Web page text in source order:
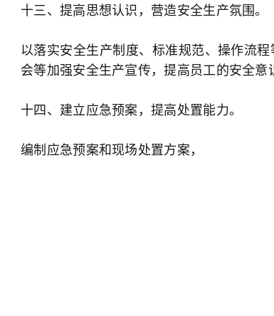
十三、提高思想认识，营造安全生产氛围。
以落实安全生产制度、标准规范、操作流
会等加强安全生产宣传，提高员工的安全意
十四、建立应急预案，提高处置能力。
编制应急预案和现场处置方案，